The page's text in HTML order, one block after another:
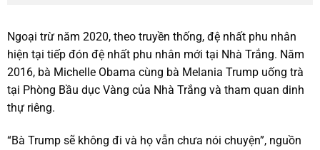
Ngoại trừ năm 2020, theo truyền thống, đệ nhất phu nhân
hiện tại tiếp đón đệ nhất phu nhân mới tại Nhà Trắng. Năm
2016, bà Michelle Obama cùng bà Melania Trump uống trà
tại Phòng Bầu dục Vàng của Nhà Trắng và tham quan dinh
thự riêng.
“Bà Trump sẽ không đi và họ vẫn chưa nói chuyện”, nguồn